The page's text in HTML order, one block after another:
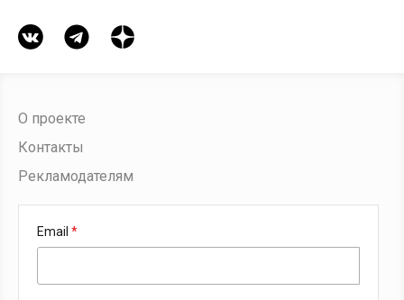
О проекте
Контакты
Рекламодателям
Email